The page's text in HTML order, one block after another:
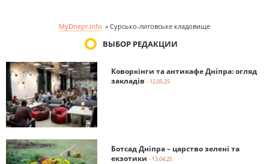
MyDnepr.info » Сурсько-литовське кладовище
ВЫБОР РЕДАКЦИИ
Коворкінги та антикафе Дніпра: огляд
закладів - 12.05.25
Ботсад Дніпра – царство зелені та
екзотики - 13.04.25